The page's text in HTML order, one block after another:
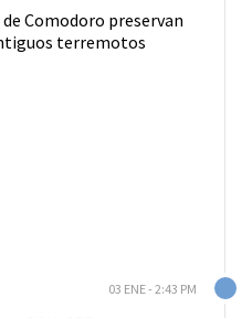
03 ENE - 2:43 PM